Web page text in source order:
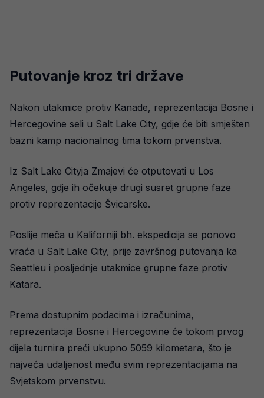
Putovanje kroz tri države
Nakon utakmice protiv Kanade, reprezentacija Bosne i
Hercegovine seli u Salt Lake City, gdje će biti smješten
bazni kamp nacionalnog tima tokom prvenstva.
Iz Salt Lake Cityja Zmajevi će otputovati u Los
Angeles, gdje ih očekuje drugi susret grupne faze
protiv reprezentacije Švicarske.
Poslije meča u Kaliforniji bh. ekspedicija se ponovo
vraća u Salt Lake City, prije završnog putovanja ka
Seattleu i posljednje utakmice grupne faze protiv
Katara.
Prema dostupnim podacima i izračunima,
reprezentacija Bosne i Hercegovine će tokom prvog
dijela turnira preći ukupno 5059 kilometara, što je
najveća udaljenost među svim reprezentacijama na
Svjetskom prvenstvu.